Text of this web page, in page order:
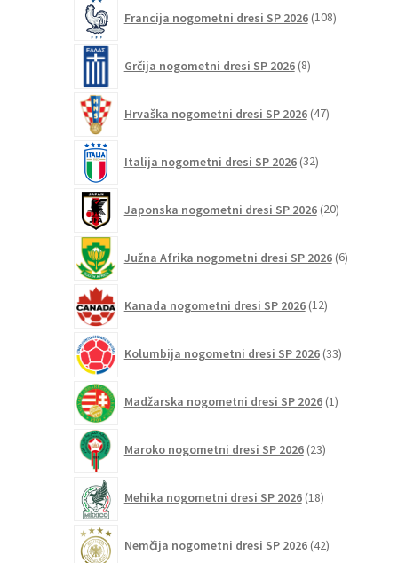
Francija nogometni dresi SP 2026 108izdelkov
Grčija nogometni dresi SP 2026 8izdelkov
Hrvaška nogometni dresi SP 2026 47izdelkov
Italija nogometni dresi SP 2026 32izdelkov
Japonska nogometni dresi SP 2026 20izdelkov
Južna Afrika nogometni dresi SP 2026 6izdelkov
Kanada nogometni dresi SP 2026 12izdelkov
Kolumbija nogometni dresi SP 2026 33izdelkov
Madžarska nogometni dresi SP 2026 1izdelek
Maroko nogometni dresi SP 2026 23izdelkov
Mehika nogometni dresi SP 2026 18izdelkov
Nemčija nogometni dresi SP 2026 42izdelkov